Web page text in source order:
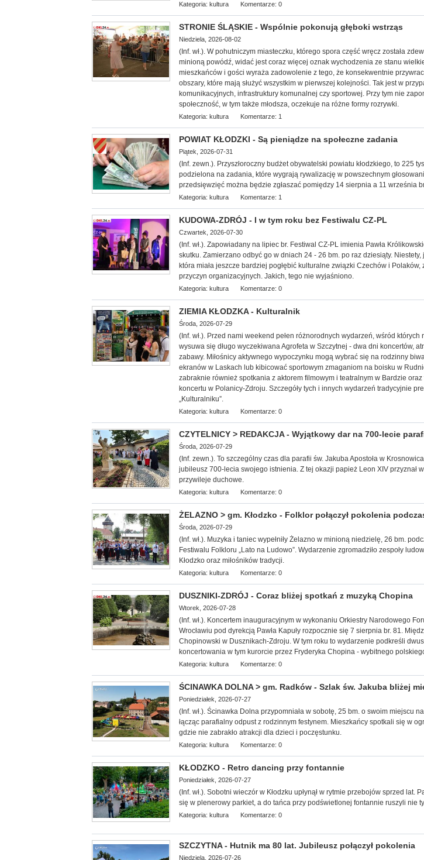
Kategoria: kultura Komentarze: 0
STRONIE ŚLĄSKIE - Wspólnie pokonują głęboki wstrząs
Niedziela, 2026-08-02
(Inf. wł.). W pohutniczym miasteczku, którego spora część wręcz została
minioną powódź, widać jest coraz więcej oznak wychodzenia ze stanu
mieszkańców i gości wyraża zadowolenie z tego, że konsekwentnie
obszary, które mają służyć wszystkim w pierwszej kolejności. Tak jest w
komunikacyjnych, infrastruktury komunalnej czy sportowej. Przy tym nie
społeczność, w tym także młodsza, oczekuje na różne formy rozrywki.
Kategoria: kultura Komentarze: 1
POWIAT KŁODZKI - Są pieniądze na społeczne zadania
Piątek, 2026-07-31
(Inf. zewn.). Przyszłoroczny budżet obywatelski powiatu kłodzkiego, to 225
podzielona na zadania, które wygrają rywalizację w powszechnym
przedsięwzięć można będzie zgłaszać pomiędzy 14 sierpnia a 11 września
Kategoria: kultura Komentarze: 1
KUDOWA-ZDRÓJ - I w tym roku bez Festiwalu CZ-PL
Czwartek, 2026-07-30
(Inf. wł.). Zapowiadany na lipiec br. Festiwal CZ-PL imienia Pawła
skutku. Zamierzano odbyć go w dniach 24 - 26 bm. po raz dziesiąty.
która miała jeszcze bardziej pogłębić kulturalne związki Czechów i Polaków,
przyczyn organizacyjnych. Jakich, tego nie wyjaśniono.
Kategoria: kultura Komentarze: 0
ZIEMIA KŁODZKA - Kulturalnik
Środa, 2026-07-29
(Inf. wł.). Przed nami weekend pełen różnorodnych wydarzeń, wśród których
wysuwa się długo wyczekiwana Agrofeta w Szczytnej - dwa dni koncertów,
zabawy. Miłośnicy aktywnego wypoczynku mogą wybrać się na rodzinny
ekranów w Laskach lub kibicować sportowym zmaganiom na boisku w
zabraknie również spotkania z aktorem filmowym i teatralnym w Bardzie
koncertu w Polanicy-Zdroju. Szczegóły tych i innych wydarzeń tradycyjnie
„Kulturalniku”.
Kategoria: kultura Komentarze: 0
CZYTELNICY > REDAKCJA - Wyjątkowy dar na 700-lecie
Środa, 2026-07-29
(Inf. zewn.). To szczególny czas dla parafii św. Jakuba Apostoła w
jubileusz 700-lecia swojego istnienia. Z tej okazji papież Leon XIV przyznał
przywileje duchowe.
Kategoria: kultura Komentarze: 0
ŻELAZNO > gm. Kłodzko - Folklor połączył pokolenia
Środa, 2026-07-29
(Inf. wł.). Muzyka i taniec wypełniły Żelazno w minioną niedzielę, 26 bm.
Festiwalu Folkloru „Lato na Ludowo”. Wydarzenie zgromadziło zespoły
Kłodzko oraz miłośników tradycji.
Kategoria: kultura Komentarze: 0
DUSZNIKI-ZDRÓJ - Coraz bliżej spotkań z muzyką Chopina
Wtorek, 2026-07-28
(Inf. wł.). Koncertem inauguracyjnym w wykonaniu Orkiestry Narodowego
Wrocławiu pod dyrekcją Pawła Kapuły rozpocznie się 7 sierpnia br. 81.
Chopinowski w Dusznikach-Zdroju. W tym roku to wydarzenie podkreśli
koncertowania w tym kurorcie przez Fryderyka Chopina - wybitnego
Kategoria: kultura Komentarze: 0
ŚCINAWKA DOLNA > gm. Radków - Szlak św. Jakuba bliżej
Poniedziałek, 2026-07-27
(Inf. wł.). Ścinawka Dolna przypomniała w sobotę, 25 bm. o swoim miejscu
łącząc parafialny odpust z rodzinnym festynem. Mieszkańcy spotkali się w
gdzie nie zabrakło atrakcji dla dzieci i poczęstunku.
Kategoria: kultura Komentarze: 0
KŁODZKO - Retro dancing przy fontannie
Poniedziałek, 2026-07-27
(Inf. wł.). Sobotni wieczór w Kłodzku upłynął w rytmie przebojów sprzed lat.
się w plenerowy parkiet, a do tańca przy podświetlonej fontannie ruszyli nie
Kategoria: kultura Komentarze: 0
SZCZYTNA - Hutnik ma 80 lat. Jubileusz połączył pokolenia
Niedziela, 2026-07-26